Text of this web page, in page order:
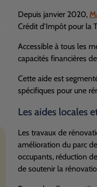
Depuis janvier 2020,
Crédit d'Impôt pour la
Accessible à tous les
capacités financières
Cette aide est
spécifiques pour une
Les aides locales
Les travaux de
amélioration du parc
occupants, réduction
de soutenir la